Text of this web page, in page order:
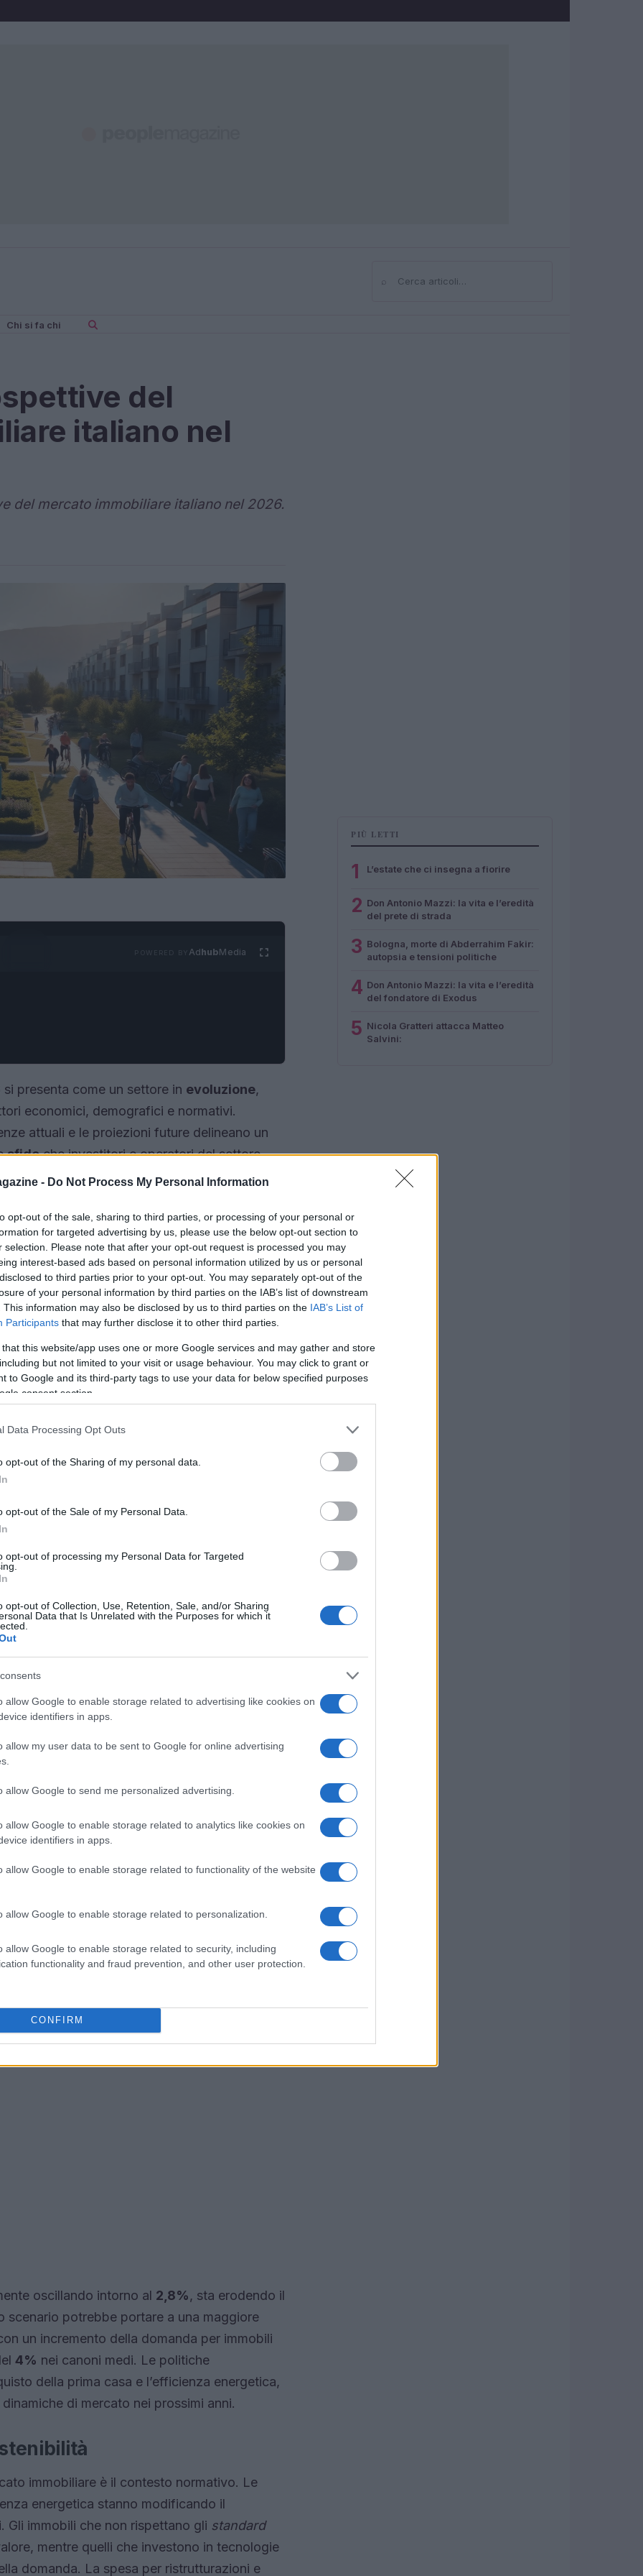
- Do Not Process My Personal Information
opt-out of the sale, sharing to third parties, or processing of your personal or
for targeted advertising by us, please use the below opt-out section to
selection. Please note that after your opt-out request is processed you may
interest-based ads based on personal information utilized by us or personal
to third parties prior to your opt-out. You may separately opt-out of the
of your personal information by third parties on the IAB’s list of downstream
This information may also be disclosed by us to third parties on the IAB’s List of
Participants that may further disclose it to other third parties.
that this website/app uses one or more Google services and may gather and store
but not limited to your visit or usage behaviour. You may click to grant or
to Google and its third-party tags to use your data for below specified purposes
consent section.
Data Processing Opt Outs
opt-out of the Sharing of my personal data.
opt-out of the Sale of my Personal Data.
opt-out of processing my Personal Data for Targeted
opt-out of Collection, Use, Retention, Sale, and/or Sharing
Data that Is Unrelated with the Purposes for which it
allow Google to enable storage related to advertising like cookies on
identifiers in apps.
allow my user data to be sent to Google for online advertising
allow Google to send me personalized advertising.
allow Google to enable storage related to analytics like cookies on
identifiers in apps.
allow Google to enable storage related to functionality of the website
allow Google to enable storage related to personalization.
allow Google to enable storage related to security, including
functionality and fraud prevention, and other user protection.
CONFIRM
⌕Cerca
Chi si fa chi
del
italiano nel
del mercato immobiliare italiano nel 2026.
AdhubMedia
presenta come un settore in evoluzione,
economici, demografici e normativi.
attuali e le proiezioni future delineano un
sfideche investitori e operatori del settore
panorama complesso.
dati e tendenze
italiano ha mostrato segnali di ripresa
incremento del
Questo trend è supportato da un aumento
transazioni
si confermano come i principali poli di
oscillano tra il
una crescita significativa, con un aumento
dall’espansione dell’e-commerce e dalla
il 2026 indicano che la tendenza verso la
continuerà a influenzare la domanda di
sulla sostenibilità e sull’efficienza
sul settore immobiliare
di interesse e l’inflazione, giocano un ruolo
mercato immobiliare. Attualmente, il tasso di
al3,5%, un valore che potrebbe
aumento dei tassi da parte della
la crescita dei prezzi e ridurre la domanda,
oscillando intorno al 2,8%, sta erodendo il
scenario potrebbe portare a una maggiore
un incremento della domanda per immobili
4% nei canoni medi. Le politiche
della prima casa e l’efficienza energetica,
di mercato nei prossimi anni.
immobiliare è il contesto normativo. Le
energetica stanno modificando il
Gli immobili che non rispettano gli standard
mentre quelli che investono in tecnologie
domanda. La spesa per ristrutturazioni e
PIÙ LETTI
1 L’estate che ci insegna a fiorire
2 Don Antonio Mazzi: la vita e l’eredità
del prete di strada
3 Bologna, morte di Abderrahim Fakir:
autopsia e tensioni politiche
4 Don Antonio Mazzi: la vita e l’eredità
del fondatore di Exodus
5 Nicola Gratteri attacca Matteo
Salvini: